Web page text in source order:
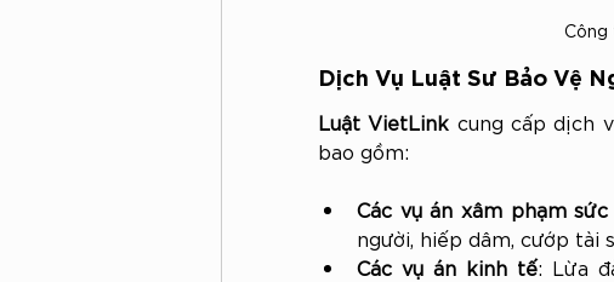
Dịch Vụ Luật Sư Bảo Vệ
Luật VietLink cung cấp dịch
bao gồm:
Các vụ án xâm phạm
người, hiếp dâm, cướp tài
Các vụ án kinh tế: Lừa